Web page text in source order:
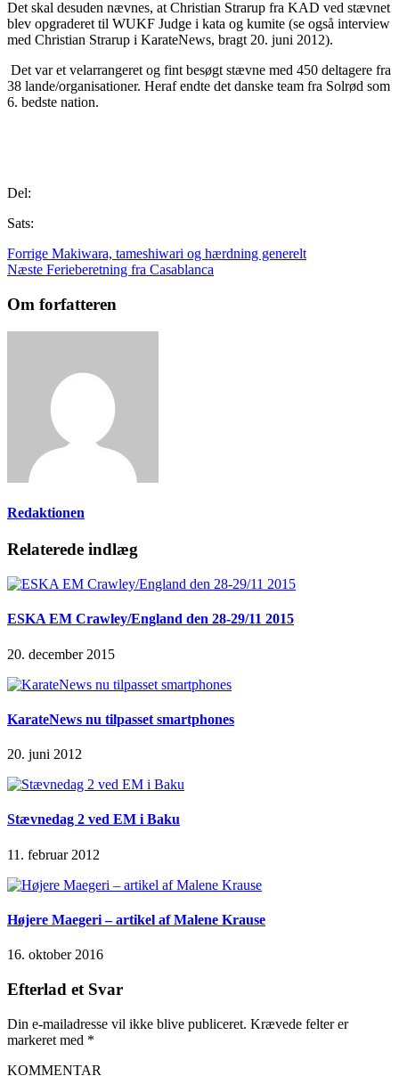
Det skal desuden nævnes, at Christian Strarup fra KAD ved stævnet
blev opgraderet til WUKF Judge i kata og kumite (se også interview
med Christian Strarup i KarateNews, bragt 20. juni 2012).
Det var et velarrangeret og fint besøgt stævne med 450 deltagere fra
38 lande/organisationer. Heraf endte det danske team fra Solrød som
6. bedste nation.
Del:
Sats:
Forrige Makiwara, tameshiwari og hærdning generelt
Næste Ferieberetning fra Casablanca
Om forfatteren
Redaktionen
Relaterede indlæg
ESKA EM Crawley/England den 28-29/11 2015
20. december 2015
KarateNews nu tilpasset smartphones
20. juni 2012
Stævnedag 2 ved EM i Baku
11. februar 2012
Højere Maegeri – artikel af Malene Krause
16. oktober 2016
Efterlad et Svar
Din e-mailadresse vil ikke blive publiceret. Krævede felter er
markeret med *
KOMMENTAR